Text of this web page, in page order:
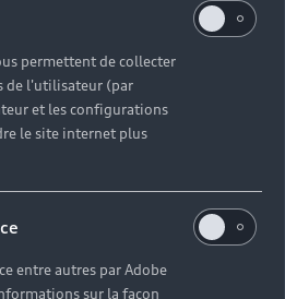
les lauréats
permettent de collecter
de l'utilisateur (par
et les configurations
le site internet plus
entre autres par Adobe
sur la façon